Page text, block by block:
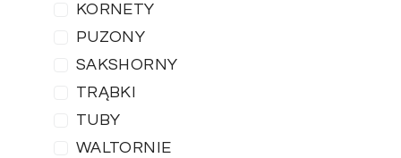
KORNETY
PUZONY
SAKSHORNY
TRĄBKI
TUBY
WALTORNIE